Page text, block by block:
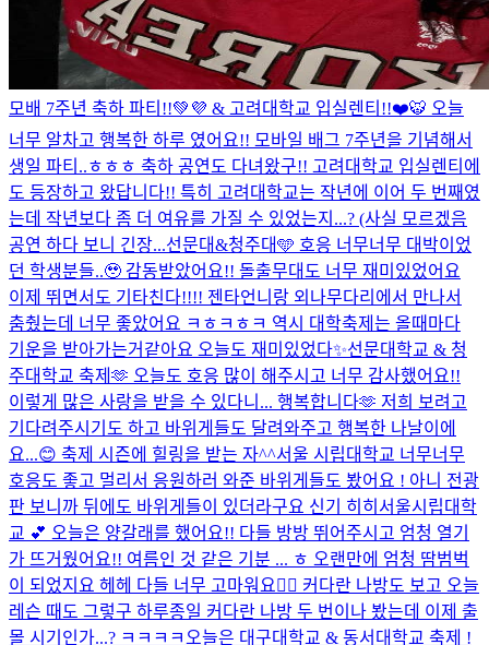
모배 7주년 축하 파티!!💚💜 & 고려대학교 입실렌티!!❤️🐯 오늘
너무 알차고 행복한 하루 였어요!! 모바일 배그 7주년을 기념해서
생일 파티..ㅎㅎㅎ 축하 공연도 다녀왔구!! 고려대학교 입실렌티에
도 등장하고 왔답니다!! 특히 고려대학교는 작년에 이어 두 번째였
는데 작년보다 좀 더 여유를 가질 수 있었는지...? (사실 모르겠음
공연 하다 보니 긴장...선문대&청주대🩵 호응 너무너무 대박이었
던 학생분들..🥹 감동받았어요!! 돌출무대도 너무 재미있었어요
이제 뛰면서도 기타친다!!!! 젠타언니랑 외나무다리에서 만나서
춤췄는데 너무 좋았어요 ㅋㅎㅋㅎㅋ 역시 대학축제는 올때마다
기운을 받아가는거같아요 오늘도 재미있었다✨선문대학교 & 청
주대학교 축제🫶 오늘도 호응 많이 해주시고 너무 감사했어요!!
이렇게 많은 사랑을 받을 수 있다니... 행복합니다🫶 저희 보려고
기다려주시기도 하고 바위게들도 달려와주고 행복한 나날이에
요...😊 축제 시즌에 힐링을 받는 자^^서울 시립대학교 너무너무
호응도 좋고 멀리서 응원하러 와준 바위게들도 봤어요 ! 아니 전광
판 보니까 뒤에도 바위게들이 있더라구요 신기 히히 서울시립대학
교 💕 오늘은 양갈래를 했어요!! 다들 방방 뛰어주시고 엄청 열기
가 뜨거웠어요!! 여름인 것 같은 기분 ... ㅎ 오랜만에 엄청 땀범벅
이 되었지요 헤헤 다들 너무 고마워요❤️‍🔥 커다란 나방도 보고 오늘
레슨 때도 그렇구 하루종일 커다란 나방 두 번이나 봤는데 이제 출
몰 시기인가...? ㅋㅋㅋㅋ 오늘은 대구대학교 & 동서대학교 축제 !